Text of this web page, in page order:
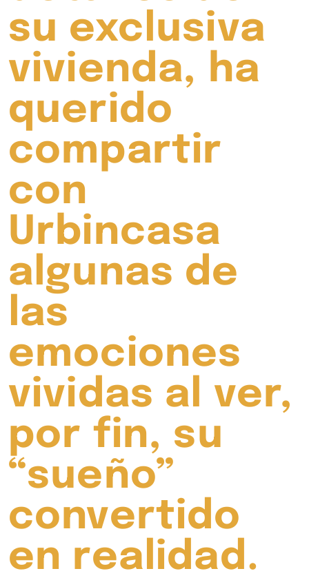
su exclusiva
vivienda, ha
querido
compartir
con
Urbincasa
algunas de
las
emociones
vividas al ver,
por fin, su
“sueño”
convertido
en realidad.